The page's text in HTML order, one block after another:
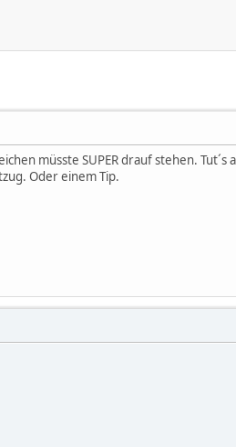
müsste SUPER drauf stehen. Tut´s
Oder einem Tip.